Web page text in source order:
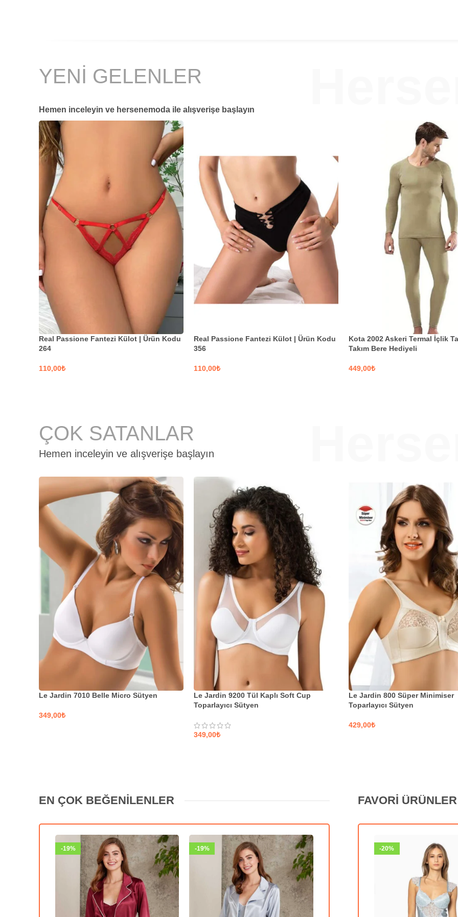
YENİ GELENLER
Hemen inceleyin ve hersenemoda ile alışverişe başlayın
Real Passione Fantezi Külot | Ürün Kodu
264
₺
Real Passione Fantezi Külot | Ürün Kodu
356
₺
Kota 2002 Askeri Termal İçlik
Takım Bere Hediyeli
₺
ÇOK SATANLAR
Hemen inceleyin ve alışverişe başlayın
Le Jardin 7010 Belle Micro Sütyen
₺
Le Jardin 9200 Tül Kaplı Soft Cup
Toparlayıcı Sütyen
₺
Le Jardin 800 Süper Minimiser
Toparlayıcı Sütyen
₺
EN ÇOK BEĞENİLENLER
-19% -19%
FAVORİ ÜRÜNLER
-20%